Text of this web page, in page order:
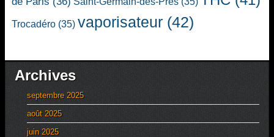
Trocadéro (35) vaporisateur (42)
Archives
septembre 2025
août 2025
juin 2025